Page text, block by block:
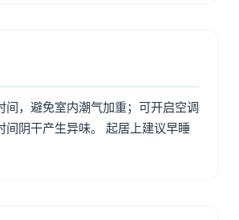
，避免室内潮气加重；可开启空调
阴干产生异味。 起居上建议早睡